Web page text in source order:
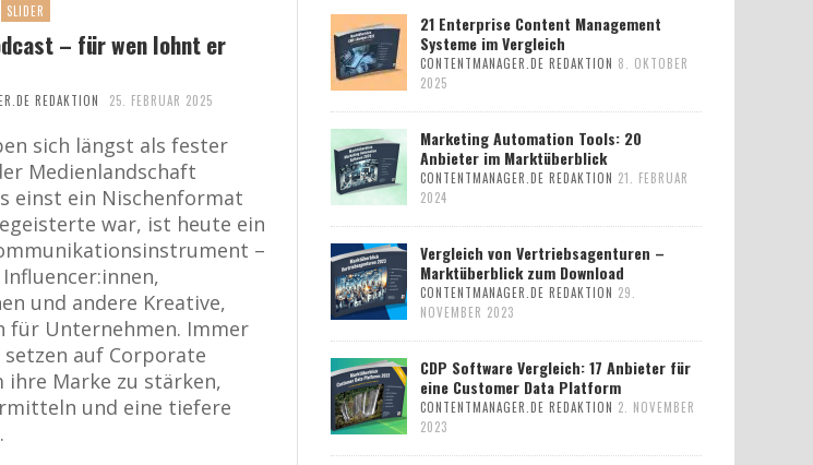
SLIDER
– für wen lohnt er
REDAKTION 25. FEBRUAR 2025
sich längst als fester
Medienlandschaft
einst ein Nischenformat
war, ist heute ein
–
und andere Kreative,
für Unternehmen. Immer
auf Corporate
ihre Marke zu stärken,
und eine tiefere
21 Enterprise Content Management
Systeme im Vergleich
CONTENTMANAGER.DE REDAKTION 8. OKTOBER
2025
Marketing Automation Tools: 20
Anbieter im Marktüberblick
CONTENTMANAGER.DE REDAKTION 21. FEBRUAR
2024
Vergleich von Vertriebsagenturen –
Marktüberblick zum Download
CONTENTMANAGER.DE REDAKTION 29.
NOVEMBER 2023
CDP Software Vergleich: 17 Anbieter für
eine Customer Data Platform
CONTENTMANAGER.DE REDAKTION 2. NOVEMBER
2023